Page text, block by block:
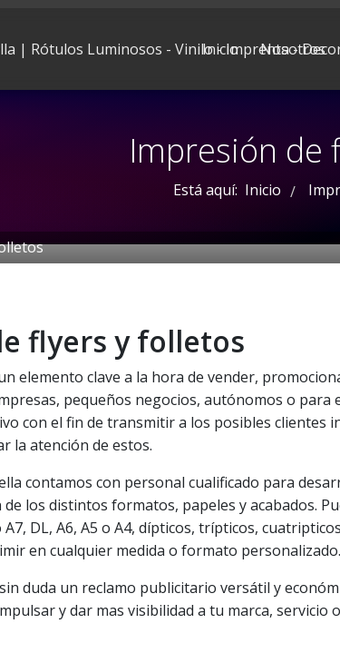
Inicio Nosotros
Impresión de
Está aquí: Inicio /
flyers y folletos
elemento clave a la hora de vender,
pequeños negocios, autónomos o para
con el fin de transmitir a los posibles clientes
la atención de estos.
contamos con personal cualificado para
los distintos formatos, papeles y acabados.
DL, A6, A5 o A4, dípticos, trípticos,
en cualquier medida o formato personalizado.
duda un reclamo publicitario versátil y
y dar mas visibilidad a tu marca, servicio